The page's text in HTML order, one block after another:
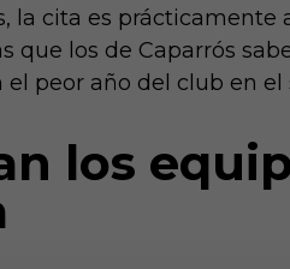
la cita es
que los de Caparrós
peor año del club en el
los